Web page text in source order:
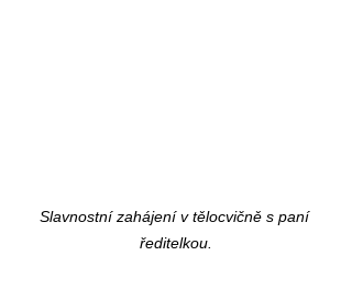
Slavnostní zahájení v tělocvičně s paní
ředitelkou.